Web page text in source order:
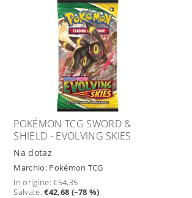
POKÉMON TCG SWORD &
SHIELD - EVOLVING SKIES
Na dotaz
Marchio: Pokémon TCG
In origine:€54,35
Salvate:€42,68 (–78 %)